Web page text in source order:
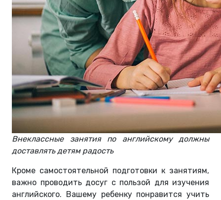
Внеклассные занятия по английскому должны
доставлять детям радость
Кроме самостоятельной подготовки к занятиям,
важно проводить досуг с пользой для изучения
английского. Вашему ребенку понравится учить